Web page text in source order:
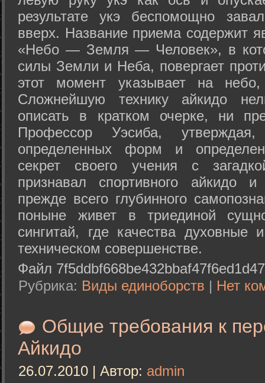
результате укэ беспомощно
вверх. Название приема содержит
«Небо — Земля — Человек», в
силы Земли и Неба, повергает
этот момент указывает на
Сложнейшую технику айкидо
описать в кратком очерке, ни
Профессор Уэсиба,
определенных форм и
секрет своего учения с
признавал спортивного айкидо
прежде всего глубинного
поныне живет в триединой
сингитай, где качества духовные
техническом совершенстве.
Файл
Рубрика: Виды единоборств | Нет
Общие требования к
Айкидо
26.07.2010 | Автор: admin